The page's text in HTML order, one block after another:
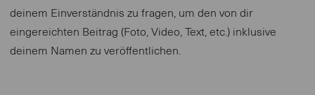
deinem Einverständnis zu fragen, um den von dir
eingereichten Beitrag (Foto, Video, Text, etc.) inklusive
deinem Namen zu veröffentlichen.